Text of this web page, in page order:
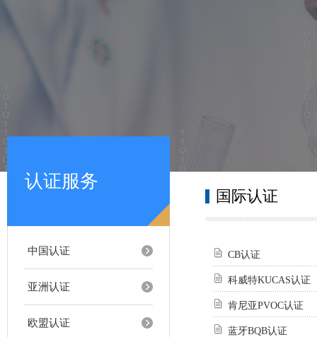
认证服务
中国认证
亚洲认证
欧盟认证
国际认证
CB认证
科威特KUCAS认证
肯尼亚PVOC认证
蓝牙BQB认证